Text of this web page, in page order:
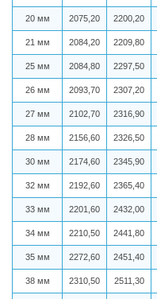
20 мм 2075,20 2200,20
21 мм 2084,20 2209,80
25 мм 2084,80 2297,50
26 мм 2093,70 2307,20
27 мм 2102,70 2316,90
28 мм 2156,60 2326,50
30 мм 2174,60 2345,90
32 мм 2192,60 2365,40
33 мм 2201,60 2432,00
34 мм 2210,50 2441,80
35 мм 2272,60 2451,40
38 мм 2310,50 2511,30